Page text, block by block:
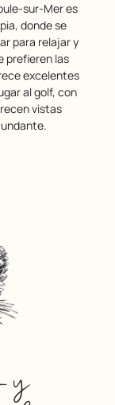
donde se
para relajar y
prefieren las
excelentes
al golf, con
vistas
y